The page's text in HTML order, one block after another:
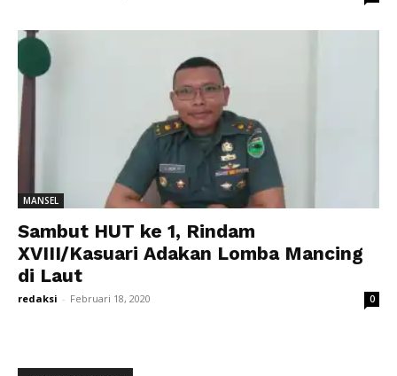
MANSEL
Sambut HUT ke 1, Rindam
XVIII/Kasuari Adakan Lomba Mancing
di Laut
redaksi - Februari 18, 2020 0